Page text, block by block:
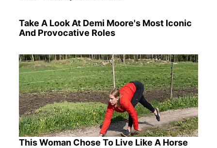
Take A Look At Demi Moore's Most Iconic
And Provocative Roles
This Woman Chose To Live Like A Horse